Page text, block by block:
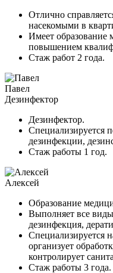
Отлично
насекомыми в
Имеет образование
повышением
Стаж работ 2 года.
Павел
Дезинфектор
Дезинфектор.
Специализируется
дезинфекции,
Стаж работы 1 год.
Алексей
Образование
Выполняет все
дезинфекция,
Специализируется
организует
контролирует
Стаж работы 3 года.